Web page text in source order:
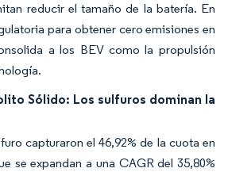
reducir el tamaño de la batería. En
para obtener cero emisiones en
a los BEV como la propulsión
Sólido: Los sulfuros dominan la
capturaron el 46,92% de la cuota en
se expandan a una CAGR del 35,80%